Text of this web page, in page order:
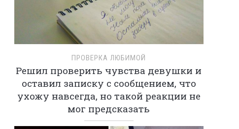
ПРОВЕРКА ЛЮБИМОЙ
Решил проверить чувства девушки и
оставил записку с сообщением, что
ухожу навсегда, но такой реакции не
мог предсказать